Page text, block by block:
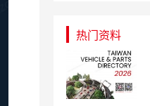
热门资料